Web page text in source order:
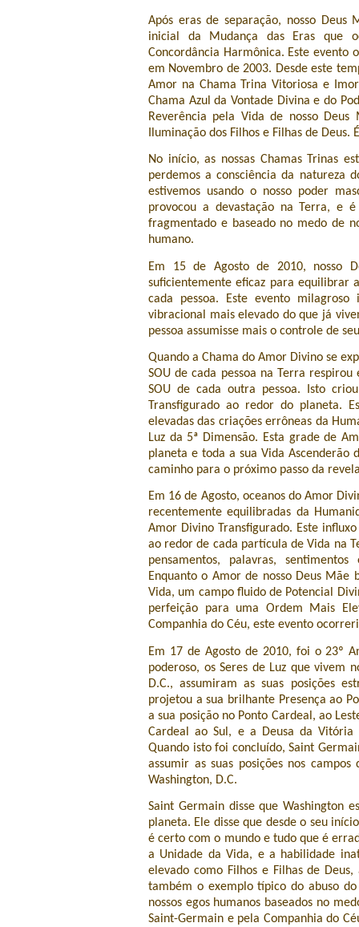
Após eras de separação, nosso
inicial da Mudança das Eras que
Concordância Harmônica. Este evento
em Novembro de 2003. Desde este
Amor na Chama Trina Vitoriosa e
Chama Azul da Vontade Divina e do
Reverência pela Vida de nosso
Iluminação dos Filhos e Filhas de
No início, as nossas Chamas Trinas
perdemos a consciência da natureza
estivemos usando o nosso poder
provocou a devastação na Terra, e
fragmentado e baseado no medo de
humano.
Em 15 de Agosto de 2010, nosso
suficientemente eficaz para equilibrar
cada pessoa. Este evento
vibracional mais elevado do que já
pessoa assumisse mais o controle de
Quando a Chama do Amor Divino se
SOU de cada pessoa na Terra
SOU de cada outra pessoa. Isto
Transfigurado ao redor do planeta.
elevadas das criações errôneas da
Luz da 5ª Dimensão. Esta grade de
planeta e toda a sua Vida Ascenderão
caminho para o próximo passo da
Em 16 de Agosto, oceanos do Amor
recentemente equilibradas da
Amor Divino Transfigurado. Este
ao redor de cada partícula de Vida na
pensamentos, palavras,
Enquanto o Amor de nosso Deus
Vida, um campo fluido de Potencial
perfeição para uma Ordem Mais
Companhia do Céu, este evento
Em 17 de Agosto de 2010, foi o 23º
poderoso, os Seres de Luz que vivem
D.C., assumiram as suas posições
projetou a sua brilhante Presença ao
a sua posição no Ponto Cardeal, ao
Cardeal ao Sul, e a Deusa da Vitória
Quando isto foi concluído, Saint
assumir as suas posições nos
Washington, D.C.
Saint Germain disse que Washington
planeta. Ele disse que desde o seu
é certo com o mundo e tudo que é
a Unidade da Vida, e a habilidade
elevado como Filhos e Filhas de
também o exemplo típico do abuso
nossos egos humanos baseados no
Saint-Germain e pela Companhia do